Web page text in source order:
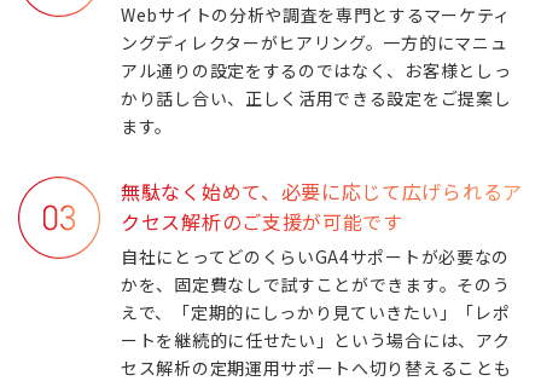
Webサイトの分析や調査を専門とするマーケティ
ングディレクターがヒアリング。一方的にマニュ
アル通りの設定をするのではなく、お客様としっ
かり話し合い、正しく活用できる設定をご提案し
ます。
無駄なく始めて、必要に応じて広げられるア
クセス解析のご支援が可能です
自社にとってどのくらいGA4サポートが必要なの
かを、固定費なしで試すことができます。そのう
えで、「定期的にしっかり見ていきたい」「レポ
ートを継続的に任せたい」という場合には、アク
セス解析の定期運用サポートへ切り替えることも